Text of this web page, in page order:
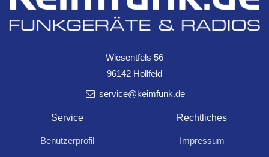
Windlicht Winterwald X
mit 5er LED Beleuchtung
Herz mit 20er LED X
Wiesentfels 56
96142 Hollfeld
service@keimfunk.de
Service
Benutzerprofil
Rechtliches
Impressum